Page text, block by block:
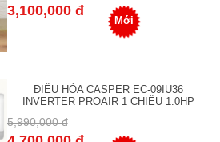
3,100,000 đ
Mới
ĐIỀU HÒA CASPER EC-09IU36
INVERTER PROAIR 1 CHIỀU 1.0HP
5,990,000 đ